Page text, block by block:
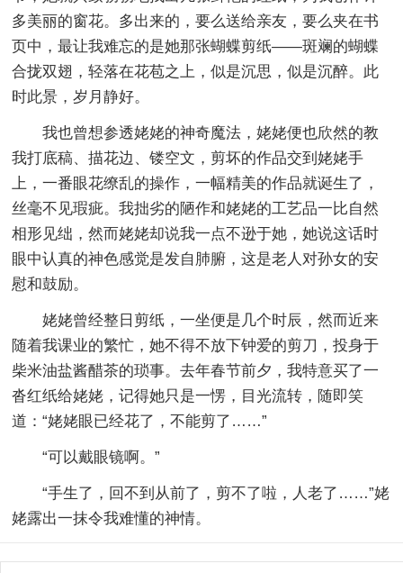
多美丽的窗花。多出来的，要么送给亲友，要么夹在书
页中，最让我难忘的是她那张蝴蝶剪纸——斑斓的蝴蝶
合拢双翅，轻落在花苞之上，似是沉思，似是沉醉。此
时此景，岁月静好。
我也曾想参透姥姥的神奇魔法，姥姥便也欣然的教
我打底稿、描花边、镂空文，剪坏的作品交到姥姥手
上，一番眼花缭乱的操作，一幅精美的作品就诞生了，
丝毫不见瑕疵。我拙劣的陋作和姥姥的工艺品一比自然
相形见绌，然而姥姥却说我一点不逊于她，她说这话时
眼中认真的神色感觉是发自肺腑，这是老人对孙女的安
慰和鼓励。
姥姥曾经整日剪纸，一坐便是几个时辰，然而近来
随着我课业的繁忙，她不得不放下钟爱的剪刀，投身于
柴米油盐酱醋茶的琐事。去年春节前夕，我特意买了一
沓红纸给姥姥，记得她只是一愣，目光流转，随即笑
道：“姥姥眼已经花了，不能剪了……”
“可以戴眼镜啊。”
“手生了，回不到从前了，剪不了啦，人老了……”姥
姥露出一抹令我难懂的神情。